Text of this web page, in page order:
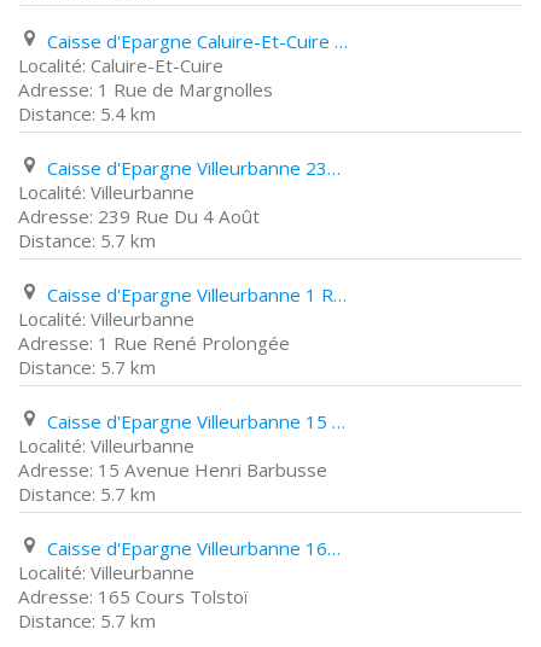
Caisse d'Epargne Caluire-Et-Cuire 1 Rue de Margnolles
Caluire-Et-Cuire
1 Rue de Margnolles
5.4 km
Caisse d'Epargne Villeurbanne 239 Rue Du 4 Août
Villeurbanne
239 Rue Du 4 Août
5.7 km
Caisse d'Epargne Villeurbanne 1 Rue René Prolongée
Villeurbanne
1 Rue René Prolongée
5.7 km
Caisse d'Epargne Villeurbanne 15 Avenue Henri Barbusse
Villeurbanne
15 Avenue Henri Barbusse
5.7 km
Caisse d'Epargne Villeurbanne 165 Cours Tolstoï
Villeurbanne
165 Cours Tolstoï
5.7 km